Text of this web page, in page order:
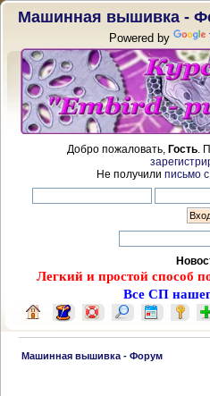
Машинная вышивка -
Powered by
Добро пожаловать, Гость.
Не получили письмо
Легкий и простой способ
Все СП
Машинная вышивка - Форум